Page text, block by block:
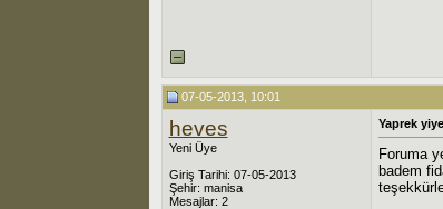
07-05-2013, 10:01
heves
Yeni Üye
Giriş Tarihi: 07-05-2013
Şehir: manisa
Mesajlar: 2
Yaprek
Foruma
badem